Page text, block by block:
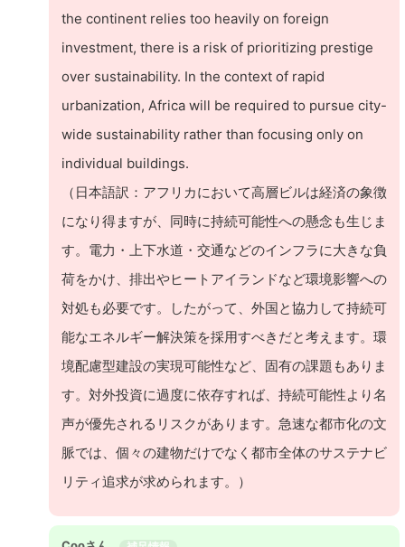
the continent relies too heavily on foreign
investment, there is a risk of prioritizing prestige
over sustainability. In the context of rapid
urbanization, Africa will be required to pursue city-
wide sustainability rather than focusing only on
individual buildings.
（日本語訳：アフリカにおいて高層ビルは経済の象徴
になり得ますが、同時に持続可能性への懸念も生じま
す。電力・上下水道・交通などのインフラに大きな負
荷をかけ、排出やヒートアイランドなど環境影響への
対処も必要です。したがって、外国と協力して持続可
能なエネルギー解決策を採用すべきだと考えます。環
境配慮型建設の実現可能性など、固有の課題もありま
す。対外投資に過度に依存すれば、持続可能性より名
声が優先されるリスクがあります。急速な都市化の文
脈では、個々の建物だけでなく都市全体のサステナビ
リティ追求が求められます。）